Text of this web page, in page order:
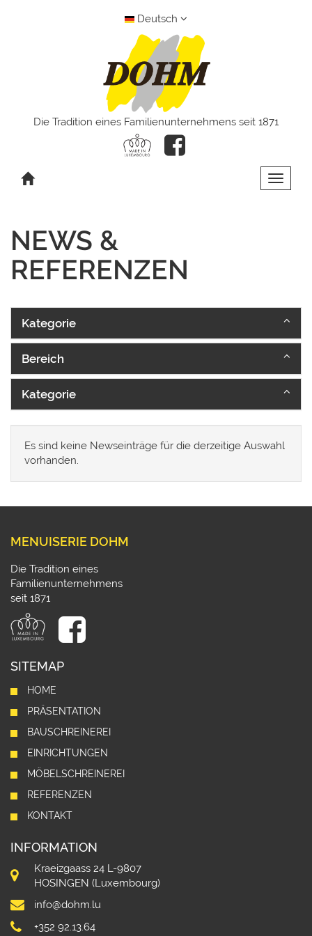
Deutsch
Die Tradition eines Familienunternehmens seit 1871
Toggle
NEWS &
REFERENZEN
Kategorie
Bereich
Kategorie
Es sind keine Newseinträge für die derzeitige Auswahl
vorhanden.
MENUISERIE DOHM
Die Tradition eines
Familienunternehmens
seit 1871
SITEMAP
HOME
PRÄSENTATION
BAUSCHREINEREI
EINRICHTUNGEN
MÖBELSCHREINEREI
REFERENZEN
KONTAKT
INFORMATION
Kraeizgaass 24 L-9807
HOSINGEN (Luxembourg)
info@dohm.lu
+352 92.13.64